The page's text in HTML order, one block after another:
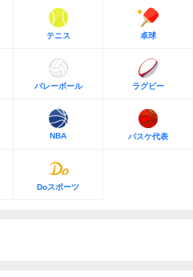
テニス 卓球
バレーボール ラグビー
NBA バスケ代表
Doスポーツ